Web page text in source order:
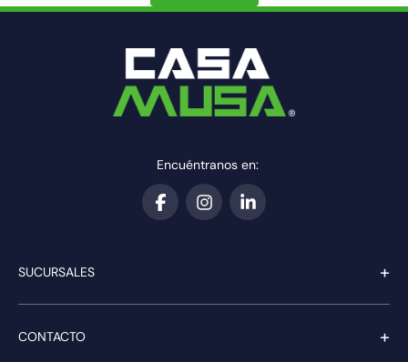
Encuéntranos en:
SUCURSALES +
CONTACTO +